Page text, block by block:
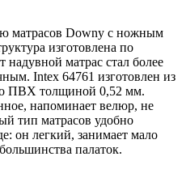
матрасов Downy с ножным
изготовлена по
надувной матрас стал более
Intex 64761 изготовлен из
ПВХ толщиной 0,52 мм.
напоминает велюр, не
тип матрасов удобно
он легкий, занимает мало
палаток.